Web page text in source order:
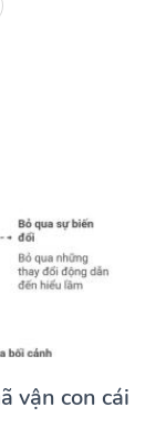
vận con cái